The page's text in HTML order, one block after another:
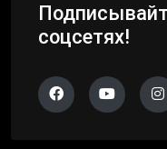
соцсетях!